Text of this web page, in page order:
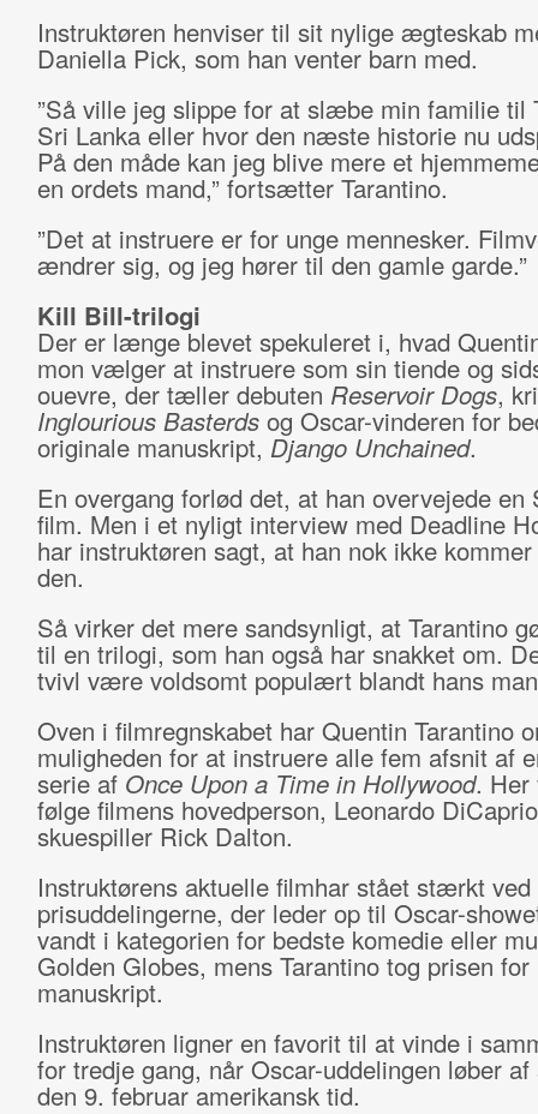
Instruktøren henviser til sit nylige ægteskab
Daniella Pick, som han venter barn med.
”Så ville jeg slippe for at slæbe min familie til
Sri Lanka eller hvor den næste historie nu
På den måde kan jeg blive mere et
en ordets mand,” fortsætter Tarantino.
”Det at instruere er for unge mennesker.
ændrer sig, og jeg hører til den gamle garde.”
Kill Bill-trilogi
Der er længe blevet spekuleret i, hvad
mon vælger at instruere som sin tiende og
ouevre, der tæller debuten Reservoir Dogs,
Inglourious Basterdsog Oscar-vinderen for
originale manuskript, Django Unchained.
En overgang forlød det, at han overvejede en
film. Men i et nyligt interview med Deadline
har instruktøren sagt, at han nok ikke
den.
Så virker det mere sandsynligt, at Tarantino
til en trilogi, som han også har snakket om.
tvivl være voldsomt populært blandt hans
Oven i filmregnskabet har Quentin Tarantino
muligheden for at instruere alle fem afsnit af
serie af Once Upon a Time in Hollywood. Her
følge filmens hovedperson, Leonardo
skuespiller Rick Dalton.
Instruktørens aktuelle filmhar stået stærkt ved
prisuddelingerne, der leder op til Oscar-
vandt i kategorien for bedste komedie eller
Golden Globes, mens Tarantino tog prisen for
manuskript.
Instruktøren ligner en favorit til at vinde i
for tredje gang, når Oscar-uddelingen løber af
den 9. februar amerikansk tid.